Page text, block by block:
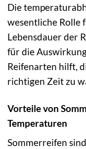
Die
wesentliche Rolle
Lebensdauer der
für die
Reifenarten hilft,
richtigen Zeit zu
Vorteile von
Temperaturen
Sommerreifen